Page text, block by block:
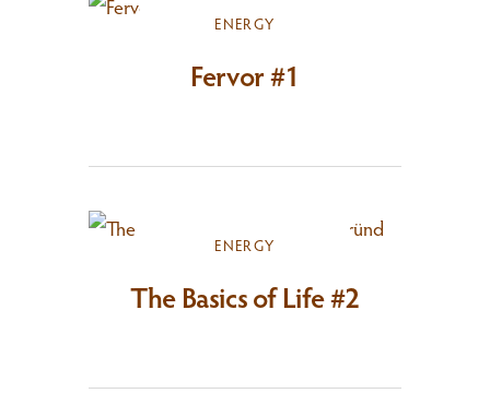
ENERGY
Fervor #1
ENERGY
The Basics of Life #2